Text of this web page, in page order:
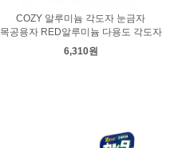
COZY 알루미늄 각도자 눈금자
목공용자 RED알루미늄 다용도 각도자
6,310원